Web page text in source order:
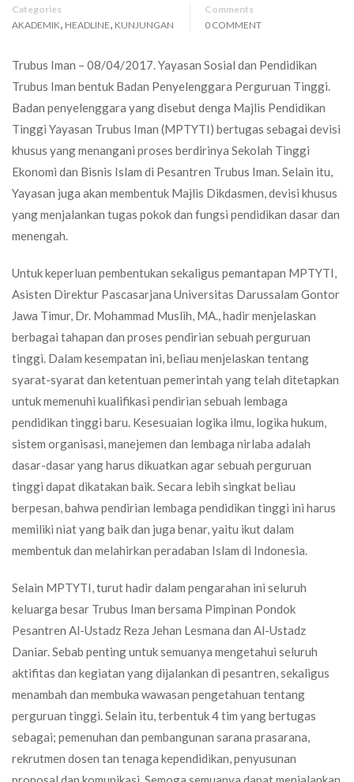
Categories
AKADEMIK, HEADLINE, KUNJUNGAN
Comments
0 COMMENT
Trubus Iman – 08/04/2017. Yayasan Sosial dan Pendidikan
Trubus Iman bentuk Badan Penyelenggara Perguruan Tinggi.
Badan penyelenggara yang disebut denga Majlis Pendidikan
Tinggi Yayasan Trubus Iman (MPTYTI) bertugas sebagai devisi
khusus yang menangani proses berdirinya Sekolah Tinggi
Ekonomi dan Bisnis Islam di Pesantren Trubus Iman. Selain itu,
Yayasan juga akan membentuk Majlis Dikdasmen, devisi khusus
yang menjalankan tugas pokok dan fungsi pendidikan dasar dan
menengah.
Untuk keperluan pembentukan sekaligus pemantapan MPTYTI,
Asisten Direktur Pascasarjana Universitas Darussalam Gontor
Jawa Timur, Dr. Mohammad Muslih, MA., hadir menjelaskan
berbagai tahapan dan proses pendirian sebuah perguruan
tinggi. Dalam kesempatan ini, beliau menjelaskan tentang
syarat-syarat dan ketentuan pemerintah yang telah ditetapkan
untuk memenuhi kualifikasi pendirian sebuah lembaga
pendidikan tinggi baru. Kesesuaian logika ilmu, logika hukum,
sistem organisasi, manejemen dan lembaga nirlaba adalah
dasar-dasar yang harus dikuatkan agar sebuah perguruan
tinggi dapat dikatakan baik. Secara lebih singkat beliau
berpesan, bahwa pendirian lembaga pendidikan tinggi ini harus
memiliki niat yang baik dan juga benar, yaitu ikut dalam
membentuk dan melahirkan peradaban Islam di Indonesia.
Selain MPTYTI, turut hadir dalam pengarahan ini seluruh
keluarga besar Trubus Iman bersama Pimpinan Pondok
Pesantren Al-Ustadz Reza Jehan Lesmana dan Al-Ustadz
Daniar. Sebab penting untuk semuanya mengetahui seluruh
aktifitas dan kegiatan yang dijalankan di pesantren, sekaligus
menambah dan membuka wawasan pengetahuan tentang
perguruan tinggi. Selain itu, terbentuk 4 tim yang bertugas
sebagai; pemenuhan dan pembangunan sarana prasarana,
rekrutmen dosen tan tenaga kependidikan, penyusunan